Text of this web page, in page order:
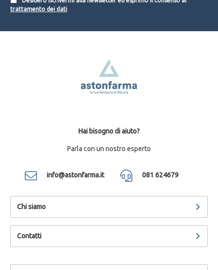
trattamento dei dati
Hai bisogno di aiuto?
Parla con un nostro esperto
info@astonfarma.it 081 624679
Chi siamo
Contatti